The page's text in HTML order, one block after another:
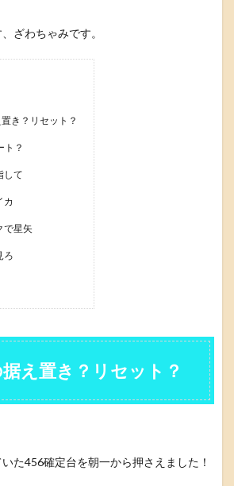
ざわちゃみです。
き？リセット？
ト？
して
カ
で星矢
ろ
え置き？リセット？
た456確定台を朝一から押さえました！